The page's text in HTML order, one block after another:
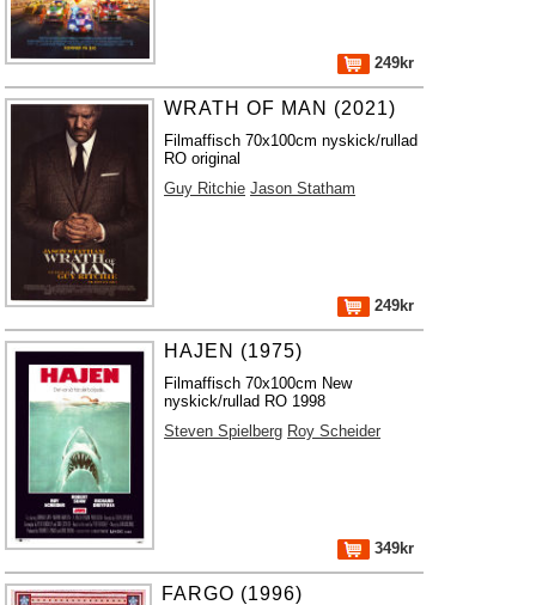
249kr
WRATH OF MAN (2021)
Filmaffisch 70x100cm nyskick/rullad
RO original
Guy Ritchie Jason Statham
249kr
HAJEN (1975)
Filmaffisch 70x100cm New
nyskick/rullad RO 1998
Steven Spielberg Roy Scheider
349kr
FARGO (1996)